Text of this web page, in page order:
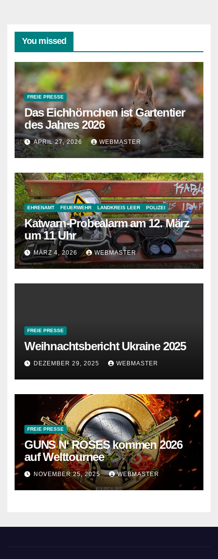
You missed
FREIE PRESSE
Das Eichhörnchen ist Gartentier
des Jahres 2026
APRIL 27, 2026 WEBMASTER
EHRENAMT FEUERWEHR LANDKREIS LEER POLIZEI
Katwarn-Probealarm am 12. März
um 11 Uhr
MÄRZ 4, 2026 WEBMASTER
FREIE PRESSE
Weihnachtsbericht Ukraine 2025
DEZEMBER 29, 2025 WEBMASTER
FREIE PRESSE
GUNS N‘ ROSES kommen 2026
auf Welttournee
NOVEMBER 25, 2025 WEBMASTER